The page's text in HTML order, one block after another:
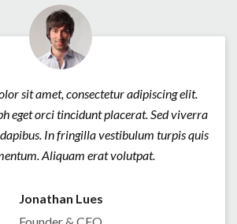
sit amet, consectetur adipiscing elit.
eget orci tincidunt placerat. Sed viverra
In fringilla vestibulum turpis quis
Aliquam erat volutpat.
Jonathan Lues
Founder & CEO